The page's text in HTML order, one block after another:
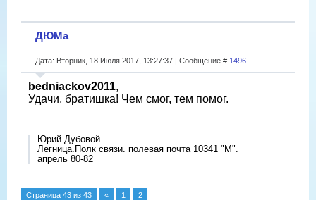
ДЮМа
Дата: Вторник, 18 Июля 2017, 13:27:37 | Сообщение # 1496
bedniackov2011,
Удачи, братишка! Чем смог, тем помог.
Юрий Дубовой.
Легница.Полк связи. полевая почта 10341 "М".
апрель 80-82
Страница 43 из 43 « 1 2